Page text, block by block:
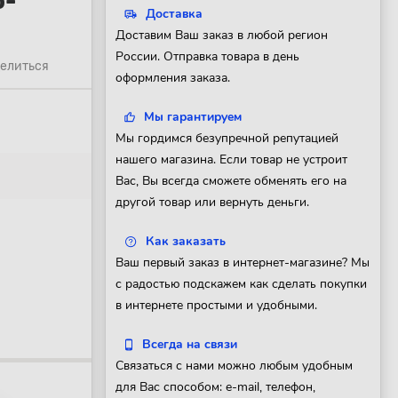
Доставка
Доставим Ваш заказ в любой регион
России. Отправка товара в день
оформления заказа.
Мы гарантируем
Мы гордимся безупречной репутацией
нашего магазина. Если товар не устроит
Вас, Вы всегда сможете обменять его на
другой товар или вернуть деньги.
Как заказать
Ваш первый заказ в интернет-магазине? Мы
с радостью подскажем как сделать покупки
в интернете простыми и удобными.
Всегда на связи
Связаться с нами можно любым удобным
для Вас способом: e-mail, телефон,